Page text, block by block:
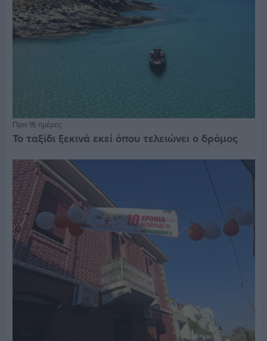
Πριν 16 ημέρες
Το ταξίδι ξεκινά εκεί όπου τελειώνει ο δρόμος